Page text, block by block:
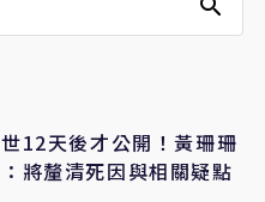
12天後才公開！黃珊珊
將釐清死因與相關疑點